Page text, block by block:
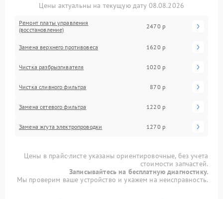
Цены актуальны на текущую дату 08.08.2026
Ремонт платы управления
(восстановление)
2470 р
Замена верхнего противовеса 1620 р
Чистка разбрызгивателя 1020 р
Чистка сливного фильтра 870 р
Замена сетевого фильтра 1220 р
Замена жгута электропроводки 1270 р
Цены в прайс-листе указаны ориентировочные, без учета
стоимости запчастей.
Записывайтесь на бесплатную диагностику.
Мы проверим ваше устройство и укажем на неисправность.